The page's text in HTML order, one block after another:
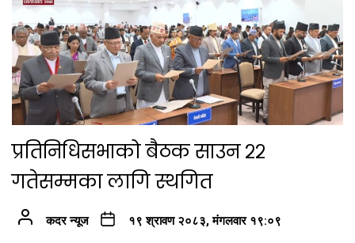
प्रतिनिधिसभाको बैठक साउन २२
गतेसम्मका लागि स्थगित
कदर न्यूज १९ श्रावण २०८३, मंगलवार १९:०९